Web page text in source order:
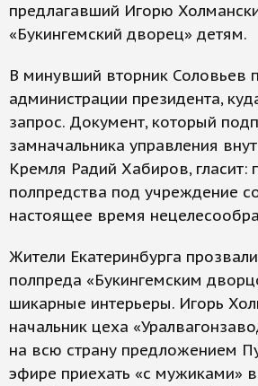
предлагавший Игорю
«Букингемский дворец» детям.
В минувший вторник Соловьев
администрации президента,
запрос. Документ, который
замначальника управления
Кремля Радий Хабиров, гласит:
полпредства под учреждение
настоящее время
Жители Екатеринбурга
полпреда «Букингемским
шикарные интерьеры. Игорь
начальник цеха
на всю страну предложением
эфире приехать «с мужиками»